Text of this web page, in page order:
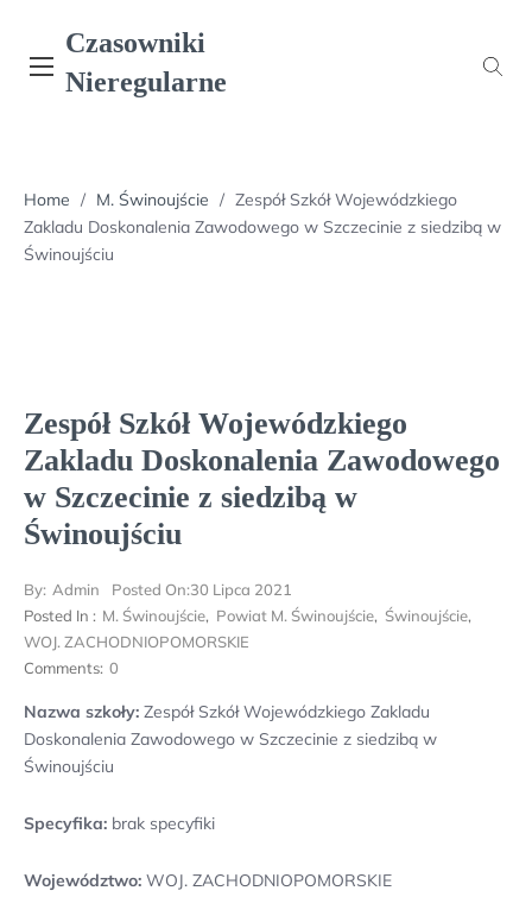
content
Czasowniki
Nieregularne
Home / M. Świnoujście / Zespół Szkół Wojewódzkiego
Zakladu Doskonalenia Zawodowego w Szczecinie z siedzibą w
Świnoujściu
Zespół Szkół Wojewódzkiego
Zakladu Doskonalenia Zawodowego
w Szczecinie z siedzibą w
Świnoujściu
By: Admin Posted On:30 Lipca 2021
Posted In : M. Świnoujście, Powiat M. Świnoujście, Świnoujście,
WOJ. ZACHODNIOPOMORSKIE
Comments: 0
Nazwa szkoły: Zespół Szkół Wojewódzkiego Zakladu
Doskonalenia Zawodowego w Szczecinie z siedzibą w
Świnoujściu
Specyfika: brak specyfiki
Województwo: WOJ. ZACHODNIOPOMORSKIE